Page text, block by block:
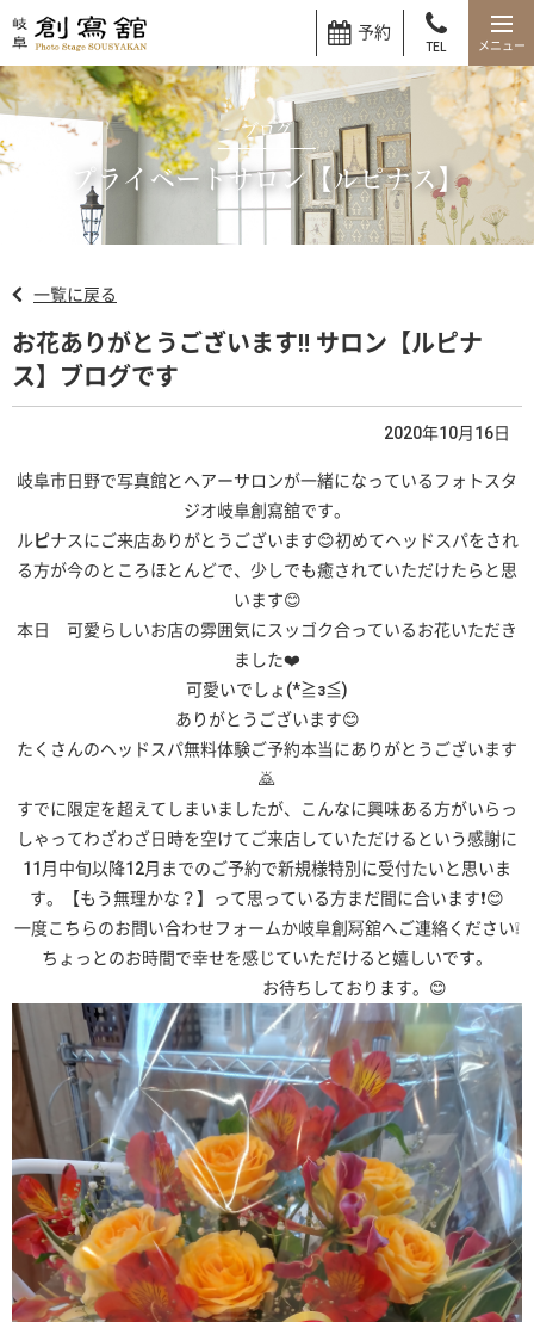
予約
TEL
ブログ
プライベートサロン【ルピナス】
一覧に戻る
お花ありがとうございます‼️ サロン【ルピナ
ス】ブログです
2020年10月16日
岐阜市日野で写真館とヘアーサロンが一緒になっているフォトスタ
ジオ岐阜創寫舘です。
ルピナスにご来店ありがとうございます😊初めてヘッドスパをされ
る方が今のところほとんどで、少しでも癒されていただけたらと思
います😊
本日 可愛らしいお店の雰囲気にスッゴク合っているお花いただき
ました❤️
可愛いでしょ(*≧з≦)
ありがとうございます😊
たくさんのヘッドスパ無料体験ご予約本当にありがとうございます
🙇
すでに限定を超えてしまいましたが、こんなに興味ある方がいらっ
しゃってわざわざ日時を空けてご来店していただけるという感謝に
11月中旬以降12月までのご予約で新規様特別に受付たいと思いま
す。【もう無理かな？】って思っている方まだ間に合います❗😊
一度こちらのお問い合わせフォームか岐阜創冩舘へご連絡ください❕
ちょっとのお時間で幸せを感じていただけると嬉しいです。
お待ちしております。😊